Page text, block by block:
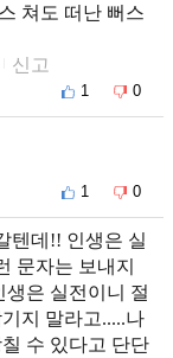
쳐도 떠난 뻐스
신고
1 0
1 0
텐데!! 인생은 실
문자는 보내지
은 실전이니 절
지 말라고.....나
수 있다고 단단